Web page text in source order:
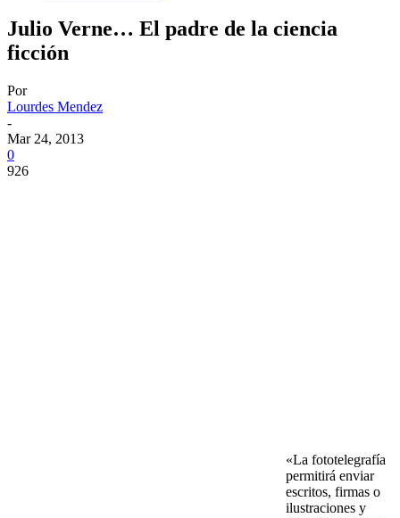
Julio Verne… El padre de la ciencia
ficción
Por
Lourdes Mendez
-
Mar 24, 2013
0
926
«La fototelegrafía
permitirá enviar
escritos, firmas o
ilustraciones y